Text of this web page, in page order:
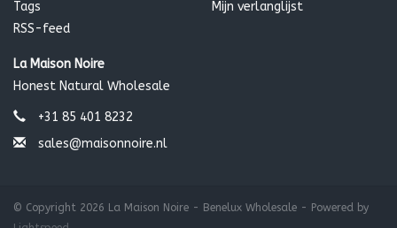
Tags
RSS-feed
Mijn verlanglijst
La Maison Noire
Honest Natural Wholesale
+31 85 401 8232
sales@maisonnoire.nl
© Copyright 2026 La Maison Noire - Benelux Wholesale - Powered by